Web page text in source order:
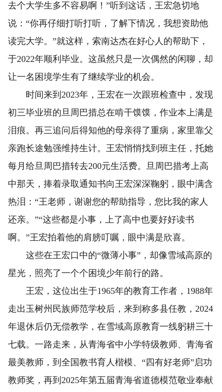
去个大学生多不容易啊！”听到这话，王宏急切地
说：“你再仔细打听打听，了解下情况，我想资助他
读完大学。”就这样，索南达杰在好心人的帮助下，
于2022年顺利毕业。这虽然只是一次偶然的闲聊，却
让一名困境学生有了继续学业的机会。
时间来到2023年，王宏在一次跟班检查中，发现
初三毕业班的旦周巴措总在啃干馍馍，作业本上满是
泪痕。再三追问后得知他的母亲得了重病，家里靠父
亲跑长途勉强维持生计。王宏悄悄找到班主任，托她
每月给旦周巴措转去200元生活费。旦周巴措考上高
中那天，捧着录取通知书向王宏深深鞠躬，眼中满含
热泪：“王老师，谢谢您的帮助指导，您比我的家人
还亲。”“这些都是小事，上了高中也要好好读书
啊。”王宏拍着他的肩膀叮嘱，眼中满是欣喜。
这些在王宏口中的“微薄小事”，却像雪域高原的
星光，照亮了一个个困境少年前行的路。
王宏，这位出生于1965年的教育工作者，1988年
走出玉树州民族师范学校后，来到称多县任教，2024
年退休后仍无偿教学，在雪域高原教育一线躬耕三十
七载。一路走来，从青海省中小学特级教师、青海省
最美教师，到全国教书育人楷模、“四有好老师”启功
教师奖，再到2025年第五届青海省道德模范敬业奉献